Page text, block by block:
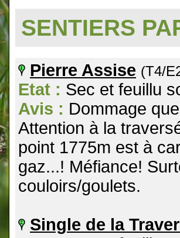
SENTIERS
Pierre Assise (T4/
Etat : Sec et feuillu
Avis : Dommage
Attention à la
point 1775m est à
gaz...! Méfiance!
couloirs/goulets.
Single de la